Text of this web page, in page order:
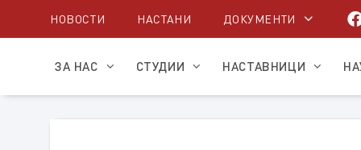
НОВОСТИ НАСТАНИ ДОКУМЕНТИ
ЗА НАС СТУДИИ НАСТАВНИЦИ